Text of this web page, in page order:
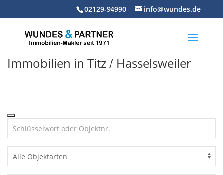
02129-94990 info@wundes.de
Immobilien in Titz / Hasselsweiler